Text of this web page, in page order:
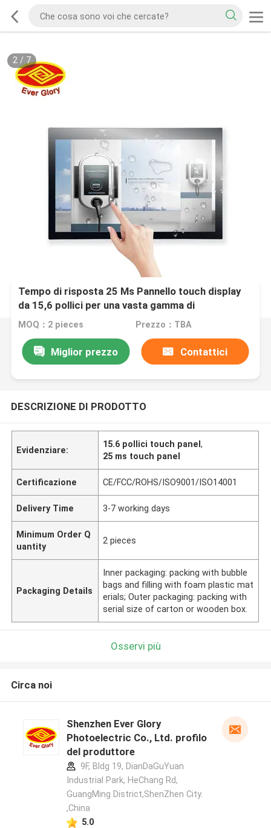
2/ 7
Tempo di risposta 25 Ms Pannello touch display
da 15,6 pollici per una vasta gamma di
applicazioni
MOQ：2 pieces Prezzo：TBA
Miglior prezzo Contattici
DESCRIZIONE DI PRODOTTO
Evidenziare:
15.6 pollici touch panel,
25 ms touch panel
Certificazione CE/FCC/ROHS/ISO9001/ISO14001
Delivery Time 3-7 working days
Minimum Order Q
uantity
2 pieces
Packaging Details
Inner packaging: packing with bubble
bags and filling with foam plastic mat
erials; Outer packaging: packing with
serial size of carton or wooden box.
Osservi più
Circa noi
Shenzhen Ever Glory
Photoelectric Co., Ltd. profilo
del produttore
9F, Bldg 19, DianDaGuYuan
Industrial Park, HeChang Rd,
GuangMing District,ShenZhen City.
,China
5.0